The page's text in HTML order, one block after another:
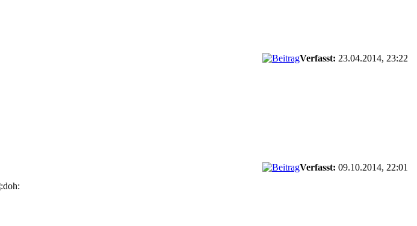
Verfasst: 23.04.2014, 23:22
Verfasst: 09.10.2014, 22:01